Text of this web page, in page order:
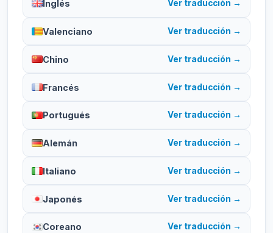
Inglés Ver traducción →
Valenciano Ver traducción →
Chino Ver traducción →
Francés Ver traducción →
Portugués Ver traducción →
Alemán Ver traducción →
Italiano Ver traducción →
Japonés Ver traducción →
Coreano Ver traducción →